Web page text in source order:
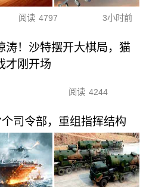
阅读 4797 3小时前
涛！沙特摆开大棋局，猫
才刚开场
阅读 4244
司令部，重组指挥结构